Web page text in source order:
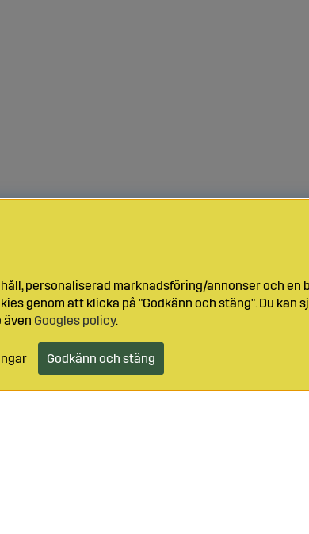
personaliserad marknadsföring/annonser och en
genom att klicka på "Godkänn och stäng". Du kan
även Googles policy.
Godkänn och stäng